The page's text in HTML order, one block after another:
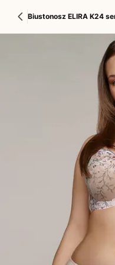
Biustonosz ELIRA K24